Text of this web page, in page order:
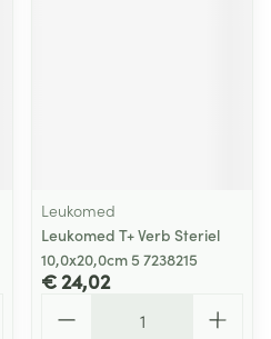
Leukomed
Leukomed T+ Verb Steriel
10,0x20,0cm 5 7238215
€ 24,02